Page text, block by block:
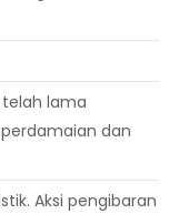
lama
dan
Aksi pengibaran